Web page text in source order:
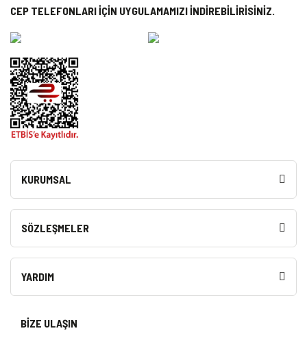
CEP TELEFONLARI İÇİN UYGULAMAMIZI İNDİREBİLİRİSİNİZ.
KURUMSAL
SÖZLEŞMELER
YARDIM
BİZE ULAŞIN